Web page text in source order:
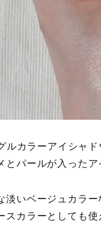
ルカラーアイシャ
とパールが入ったア
淡いベージュカラ
スカラーとしても